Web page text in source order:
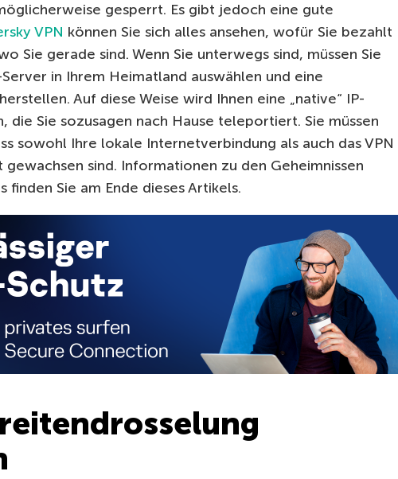
gesperrt. Es gibt jedoch eine gute
VPN können Sie sich alles ansehen, wofür Sie bezahlt
Sie gerade sind. Wenn Sie unterwegs sind, müssen Sie
in Ihrem Heimatland auswählen und eine
Auf diese Weise wird Ihnen eine „native“ IP-
die Sie sozusagen nach Hause teleportiert. Sie müssen
sowohl Ihre lokale Internetverbindung als auch das VPN
sind. Informationen zu den Geheimnissen
finden Sie am Ende dieses Artikels.